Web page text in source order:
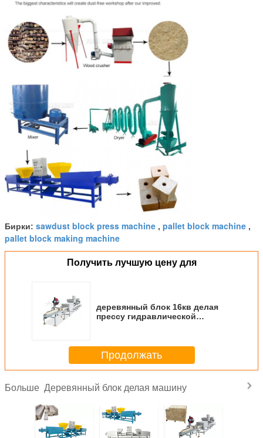
Бирки: sawdust block press machine , pallet block machine ,
pallet block making machine
Получить лучшую цену для
деревянный блок 16кв делая
прессу гидравлической
Продолжать
Больше Деревянный блок делая машину